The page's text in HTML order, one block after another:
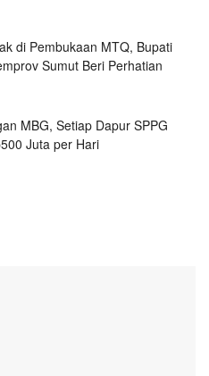
di Pembukaan MTQ, Bupati
Sumut Beri Perhatian
MBG, Setiap Dapur SPPG
Juta per Hari